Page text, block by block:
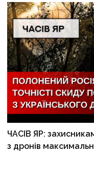
ЧАСІВ ЯР:
з дронів